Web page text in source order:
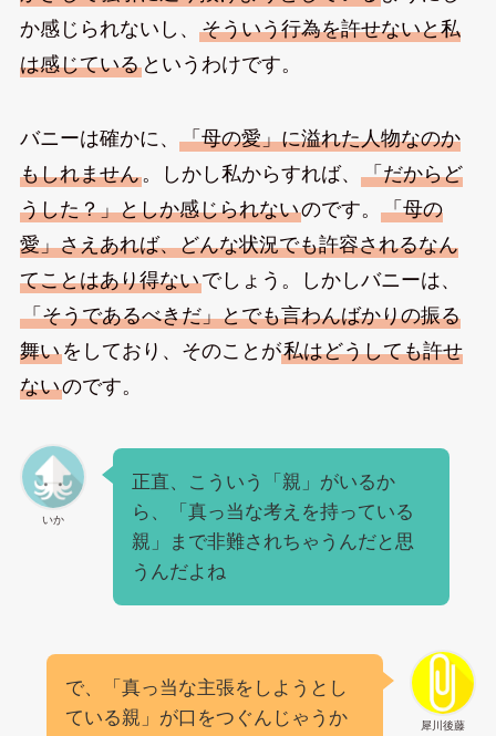
か感じられないし、 そういう行為を許せないと私
は感じているというわけです。
バニーは確かに、 「母の愛」に溢れた人物なのか
もしれません。しかし私からすれば、 「だからど
うした？」としか感じられないのです。 「母の
愛」さえあれば、どんな状況でも許容されるなん
てことはあり得ないでしょう。しかしバニーは、
「そうであるべきだ」とでも言わんばかりの振る
舞いをしており、そのことが私はどうしても許せ
ないのです。
いか
正直、こういう「親」がいるか
ら、「真っ当な考えを持っている
親」まで非難されちゃうんだと思
うんだよね
犀川後藤
で、「真っ当な主張をしようとし
ている親」が口をつぐんじゃうか